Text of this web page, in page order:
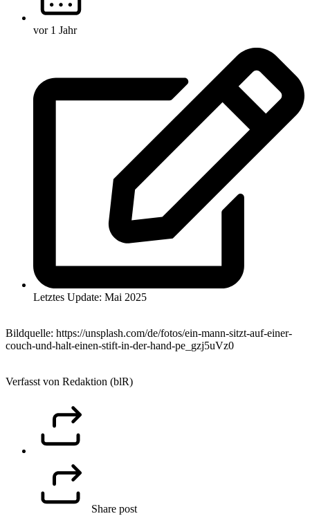
vor 1 Jahr
Letztes Update: Mai 2025
Bildquelle: https://unsplash.com/de/fotos/ein-mann-sitzt-auf-einer-
couch-und-halt-einen-stift-in-der-hand-pe_gzj5uVz0
Verfasst von Redaktion (blR)
Share post